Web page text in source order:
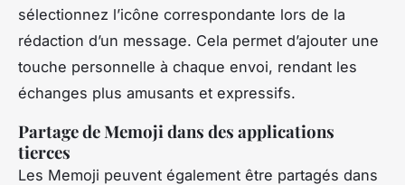
sélectionnez l’icône correspondante lors de la
rédaction d’un message. Cela permet d’ajouter une
touche personnelle à chaque envoi, rendant les
échanges plus amusants et expressifs.
Partage de Memoji dans des applications
tierces
Les Memoji peuvent également être partagés dans